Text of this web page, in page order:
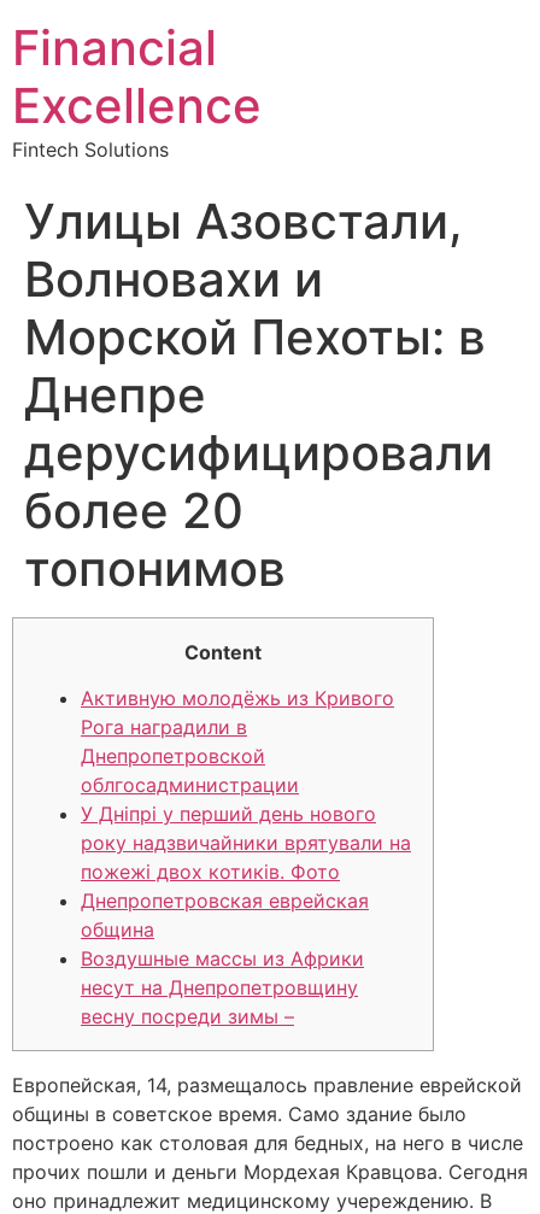
Financial
Excellence
Fintech Solutions
Улицы Азовстали,
Волновахи и
Морской Пехоты: в
Днепре
дерусифицировали
более 20
топонимов
Content
Активную молодёжь из Кривого
Рога наградили в
Днепропетровской
облгосадминистрации
У Дніпрі у перший день нового
року надзвичайники врятували на
пожежі двох котиків. Фото
Днепропетровская еврейская
община
Воздушные массы из Африки
несут на Днепропетровщину
весну посреди зимы –
Европейская, 14, размещалось правление еврейской
общины в советское время. Само здание было
построено как столовая для бедных, на него в числе
прочих пошли и деньги Мордехая Кравцова. Сегодня
оно принадлежит медицинскому учереждению. В